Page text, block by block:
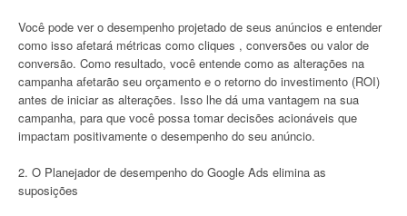
Você pode ver o desempenho projetado de seus anúncios e entender
como isso afetará métricas como cliques , conversões ou valor de
conversão. Como resultado, você entende como as alterações na
campanha afetarão seu orçamento e o retorno do investimento (ROI)
antes de iniciar as alterações. Isso lhe dá uma vantagem na sua
campanha, para que você possa tomar decisões acionáveis que
impactam positivamente o desempenho do seu anúncio.
2. O Planejador de desempenho do Google Ads elimina as
suposições